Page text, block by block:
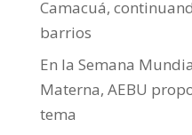
Camacuá,
barrios
En la Semana
Materna, AEBU
tema